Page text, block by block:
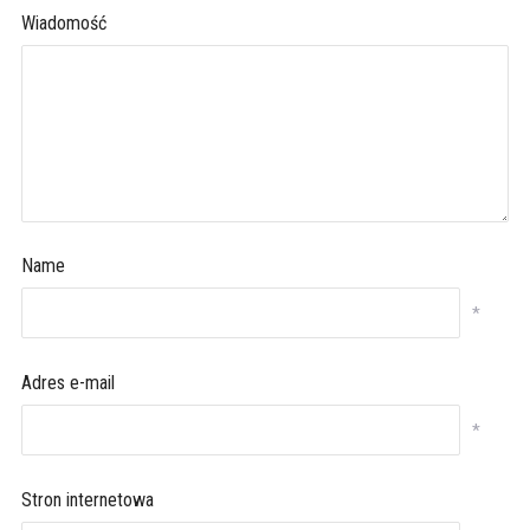
Wiadomość
Name
*
Adres e-mail
*
Stron internetowa